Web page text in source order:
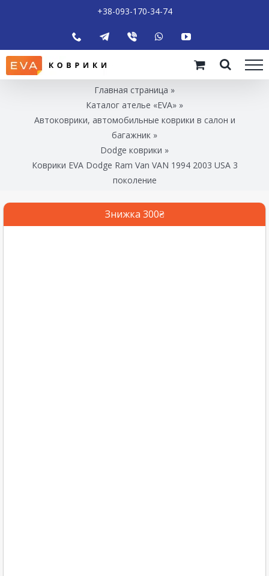
+38-093-170-34-74
Главная страница »
Каталог ателье «EVA» »
Автоковрики, автомобильные коврики в салон и
багажник »
Dodge коврики »
Коврики EVA Dodge Ram Van VAN 1994 2003 USA 3
поколение
Знижка 300₴